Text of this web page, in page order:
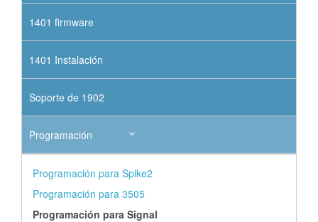
1401 firmware
1401 Instalación
Soporte de 1902
Programación
Programación para Spike2
Programación para 3505
Programación para Signal